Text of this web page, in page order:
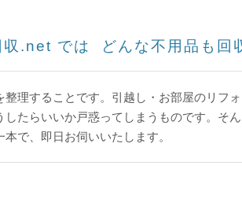
収.net では どんな不用品 も回
理することです。 引越し・お部屋のリフ
たらいいか戸惑ってしまうものです。 そ
本で、即日お伺いいたします。